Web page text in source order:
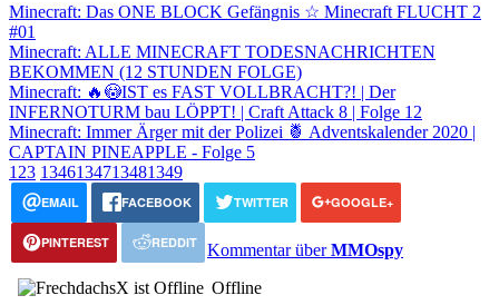
Minecraft: Das ONE BLOCK Gefängnis ☆ Minecraft FLUCHT 2
#01
Minecraft: ALLE MINECRAFT TODESNACHRICHTEN
BEKOMMEN (12 STUNDEN FOLGE)
Minecraft: 🔥😳IST es FAST VOLLBRACHT?! | Der
INFERNOTURM bau LÖPPT! | Craft Attack 8 | Folge 12
Minecraft: Immer Ärger mit der Polizei 🍍 Adventskalender 2020 |
CAPTAIN PINEAPPLE - Folge 5
1 23 1346134713481349
EMAIL FACEBOOK TWITTER GOOGLE+
PINTEREST REDDIT Kommentar überMMOspy
Offline